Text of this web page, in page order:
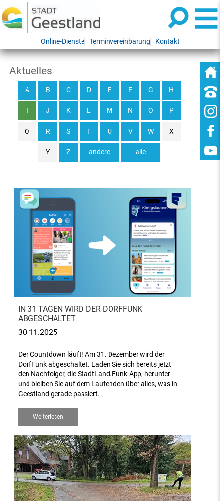
Online-Dienste Terminvereinbarung Kontakt
Aktuelles
alle
A B C D E F G H
I J K L M N O P
Q R S T U V W X
Y Z andere
IN 31 TAGEN WIRD DER DORFFUNK
ABGESCHALTET
30.11.2025
Der Countdown läuft! Am 31. Dezember wird der
DorfFunk abgeschaltet. Laden Sie sich bereits jetzt
den Nachfolger, die StadtLand.Funk-App, herunter
und bleiben Sie auf dem Laufenden über alles, was in
Geestland gerade passiert.
Weiterlesen